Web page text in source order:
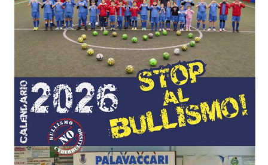
Ddl Lobby, Uisp: “Il Parlamento valorizzi le nostre specificità"